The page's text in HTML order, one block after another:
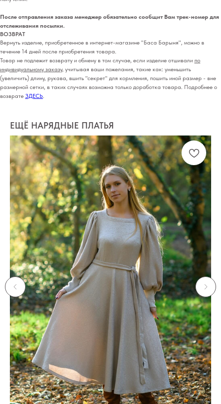
После отправления заказа менеджер обязательно сообщит Вам трек-номер для
отслеживания посылки.
ВОЗВРАТ
Вернуть изделие, приобретенное в интернет-магазине "Баса Барыня", можно в
течение 14 дней после приобретения товара.
Товар не подлежит возврату и обмену в том случае, если изделие отшивали по
индивидуальному заказу, учитывая ваши пожелания, такие как: уменьшить
(увеличить) длину, рукава, вшить "секрет" для кормления, пошить иной размер - вне
размерной сетки, в таких случаях возможна только доработка товара. Подробнее о
возврате ЗДЕСЬ.
ЕЩЁ НАРЯДНЫЕ ПЛАТЬЯ